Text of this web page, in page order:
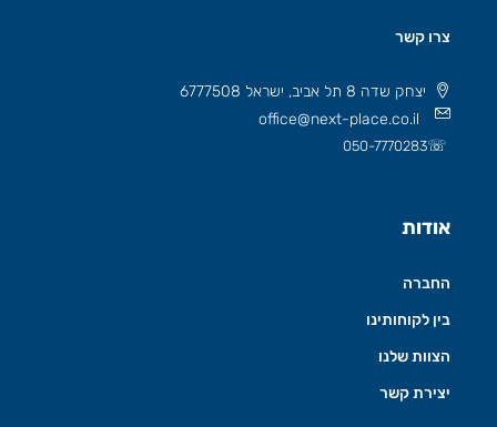
צרו קשר
יצחק שדה 8 תל אביב, ישראל 6777508
office@next-place.co.il
☏
050-7770283
אודות
החברה
בין לקוחותינו
הצוות שלנו
יצירת קשר